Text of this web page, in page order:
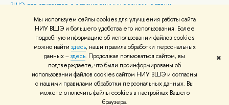
Мы используем файлы cookies для улучшения работы сайта
НИУ ВШЭ и большего удобства его использования. Более
подробную информацию об использовании файлов cookies
можно найти здесь, наши правила обработки персональных
данных –здесь. Продолжая пользоваться сайтом, вы
подтверждаете, что были проинформированы об
использовании файлов cookies сайтом НИУ ВШЭ и согласны
с нашими правилами обработки персональных данных. Вы
можете отключить файлы cookies в настройках Вашего
браузера.
✖
ВШЭ для студентов с ограниченными возможностями
здоровья и инвалидностью
Версия для слабовидящих
Единая платежная страница
© НИУ ВШЭ 1993–2026 Адреса и контакты Условия использования
материалов Политика конфиденциальности Карта сайта
Шрифты HSE Sans и HSE Slab разработаны вШколе дизайна НИУ ВШЭ